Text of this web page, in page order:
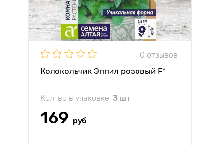
0 отзывов
Колокольчик Эппил розовый F1
Кол-во в упаковке: 3 шт
169 руб